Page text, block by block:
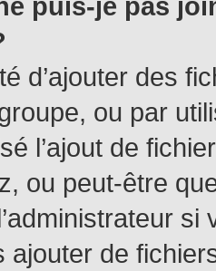
d’ajouter des
ou par
l’ajout de
ou peut-être
ajouter de